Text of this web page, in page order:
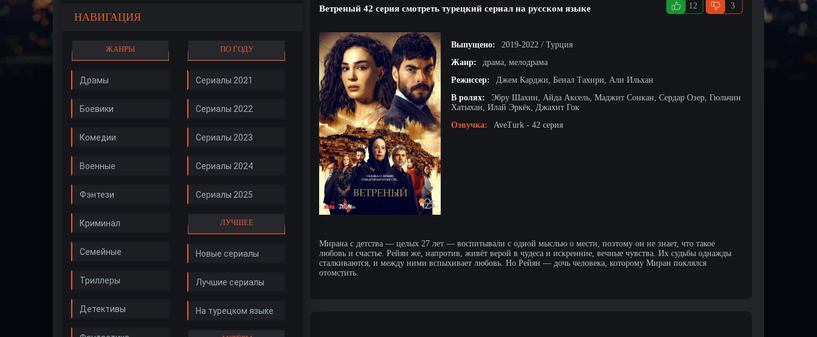
НАВИГАЦИЯ
ЖАНРЫ
Драмы
Боевики
Комедии
Военные
Фэнтези
Криминал
Семейные
Триллеры
Детективы
ПО ГОДУ
Сериалы 2021
Сериалы 2022
Сериалы 2023
Сериалы 2024
Сериалы 2025
ЛУЧШЕЕ
Новые сериалы
Лучшие сериалы
На турецком языке
Ветреный 42 серия смотреть турецкий сериал на русском языке 12 3
Выпущено:
2019-2022 / Турция
Жанр:
драма, мелодрама
Режиссер:
Джем Карджи, Бенал Тахири, Али Ильхан
В ролях:
Эбру Шахин, Айда Аксель, Маджит Сонкан, Сердар Озер, Гюльчин
Хатыхан, Илай Эркёк, Джахит Гок
Озвучка:
AveTurk - 42 серия
Мирана с детства — целых 27 лет — воспитывали с одной мыслью о мести, поэтому он не знает, что такое
любовь и счастье. Рейян же, напротив, живёт верой в чудеса и искренние, вечные чувства. Их судьбы однажды
сталкиваются, и между ними вспыхивает любовь. Но Рейян — дочь человека, которому Миран поклялся
отомстить.